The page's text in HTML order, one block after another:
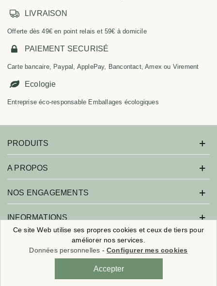
LIVRAISON
Offerte dès 49€ en point relais et 59€ à domicile
PAIEMENT SECURISÉ
Carte bancaire, Paypal, ApplePay, Bancontact, Amex ou Virement
Ecologie
Entreprise éco-responsable Emballages écologiques
PRODUITS
A PROPOS
NOS ENGAGEMENTS
INFORMATIONS
Savonne moi ! - Tous droits réservés.
Agence Web Beforcom- Référencement :
×
Nouveaux clients :5€ de remisesur
BIENVENUE
Ce site Web utilise ses propres cookies et ceux de tiers pour
améliorer nos services.
Données personnelles -Configurer mes cookies
Accepter